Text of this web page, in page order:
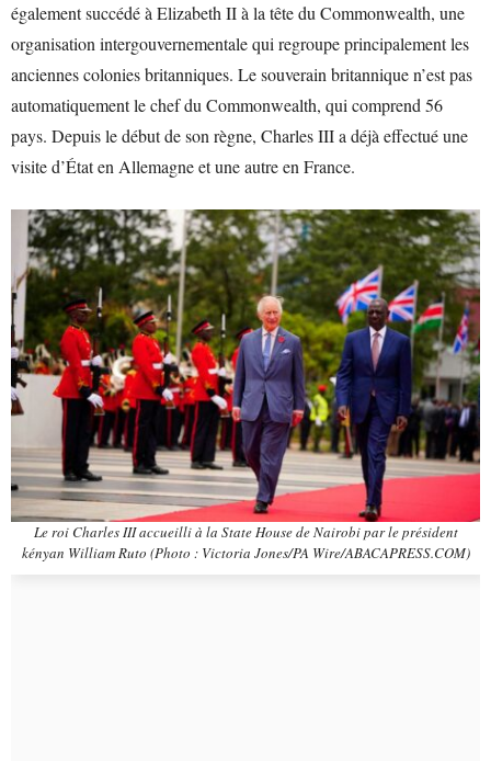
également succédé à Elizabeth II à la tête du Commonwealth, une
organisation intergouvernementale qui regroupe principalement les
anciennes colonies britanniques. Le souverain britannique n’est pas
automatiquement le chef du Commonwealth, qui comprend 56
pays. Depuis le début de son règne, Charles III a déjà effectué une
visite d’État en Allemagne et une autre en France.
Le roi Charles III accueilli à la State House de Nairobi par le président
kényan William Ruto (Photo : Victoria Jones/PA Wire/ABACAPRESS.COM)